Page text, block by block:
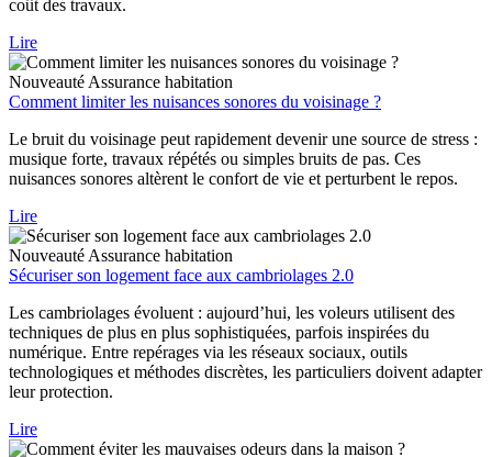
coût des travaux.
Lire
Nouveauté Assurance habitation
Comment limiter les nuisances sonores du voisinage ?
Le bruit du voisinage peut rapidement devenir une source de stress :
musique forte, travaux répétés ou simples bruits de pas. Ces
nuisances sonores altèrent le confort de vie et perturbent le repos.
Lire
Nouveauté Assurance habitation
Sécuriser son logement face aux cambriolages 2.0
Les cambriolages évoluent : aujourd’hui, les voleurs utilisent des
techniques de plus en plus sophistiquées, parfois inspirées du
numérique. Entre repérages via les réseaux sociaux, outils
technologiques et méthodes discrètes, les particuliers doivent adapter
leur protection.
Lire